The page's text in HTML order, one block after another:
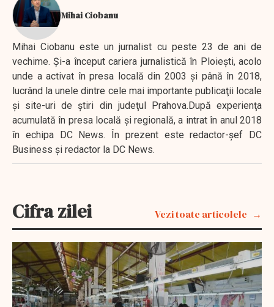
Mihai Ciobanu
Mihai Ciobanu este un jurnalist cu peste 23 de ani de
vechime. Şi-a început cariera jurnalistică în Ploieşti, acolo
unde a activat în presa locală din 2003 şi până în 2018,
lucrând la unele dintre cele mai importante publicaţii locale
şi site-uri de ştiri din judeţul Prahova.După experienţa
acumulată în presa locală şi regională, a intrat în anul 2018
în echipa DC News. În prezent este redactor-şef DC
Business şi redactor la DC News.
Cifra zilei Vezi toate articolele